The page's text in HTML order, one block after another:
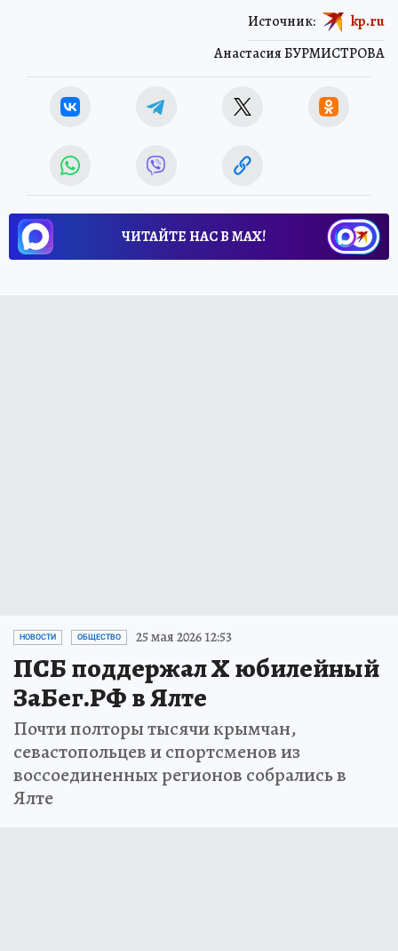
Анастасия БУРМИСТРОВА
Источник: kp.ru
ЧИТАЙТЕ НАС В МАХ!
НОВОСТИ ОБЩЕСТВО 25 мая 2026 12:53
ПСБ поддержал X юбилейный
ЗаБег.РФ в Ялте
Почти полторы тысячи крымчан,
севастопольцев и спортсменов из
воссоединенных регионов собрались в
Ялте